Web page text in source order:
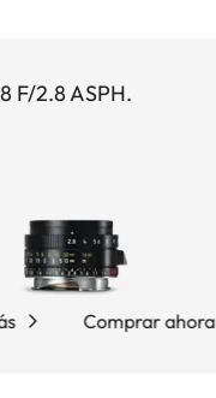
F/2.8 ASPH.
Comprar ahora